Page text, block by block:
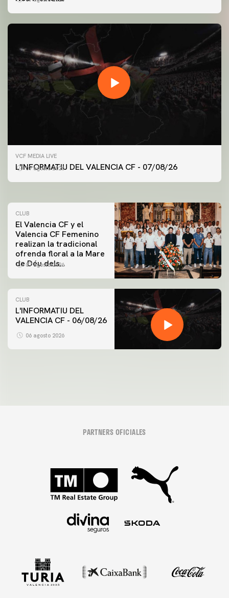
VCF MEDIA LIVE
L'INFORMATIU DEL VALENCIA CF - 07/08/26
07 agosto 2026
PRIMER EQUIPO
ENTRENAMIENTO DEL VALENCIA CF 7/8/2026
CLUB
El Valencia CF y el
Valencia CF Femenino
realizan la tradicional
ofrenda floral a la Mare
de Déu dels
07 agosto 2026
CLUB
L'INFORMATIU DEL
VALENCIA CF - 06/08/26
06 agosto 2026
PRIMER EQUIPO
ENTRENAMIENTO DEL VALENCIA CF 6/8/2026
PARTNERS OFICIALES